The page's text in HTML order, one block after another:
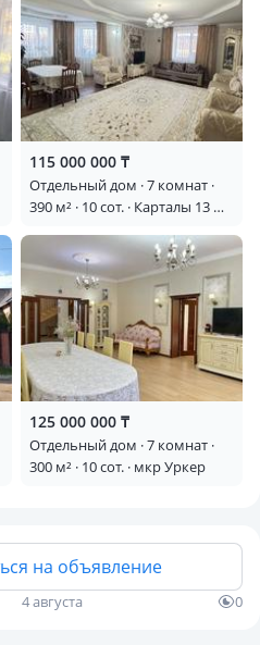
115 000 000 ₸
Отдельный дом · 7 комнат ·
390 м² · 10 сот. · Карталы 13 —
помещением
125 000 000 ₸
Отдельный дом · 7 комнат ·
300 м² · 10 сот. · мкр Уркер
на объявление
4 августа 0